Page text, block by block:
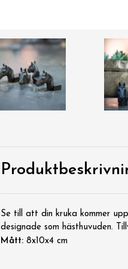
Se till att din kruka kommer
designade som hästhuvuden.
Mått: 8x10x4 cm